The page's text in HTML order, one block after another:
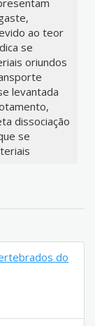
ao teor
se
oriundos
levantada
dissociação
se
do